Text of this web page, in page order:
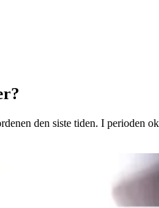
den siste tiden. I perioden